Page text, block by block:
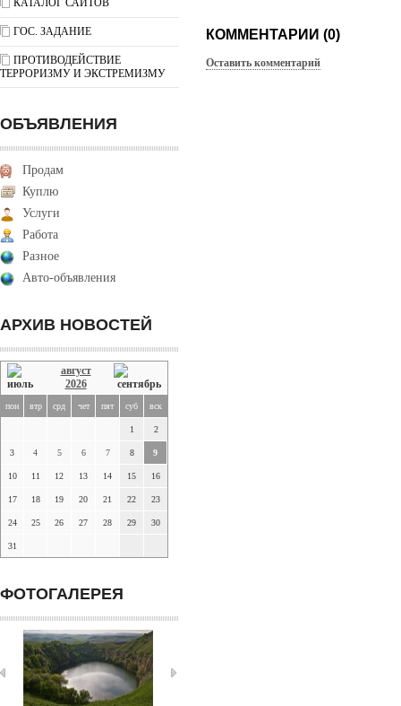
КАТАЛОГ САЙТОВ
ГОС. ЗАДАНИЕ
ПРОТИВОДЕЙСТВИЕ
ТЕРРОРИЗМУ И ЭКСТРЕМИЗМУ
ОБЪЯВЛЕНИЯ
Продам
Куплю
Услуги
Работа
Разное
Авто-объявления
АРХИВ НОВОСТЕЙ
август
2026
пон втр срд чет пят суб вск
1 2
3 4 5 6 7 8 9
10 11 12 13 14 15 16
17 18 19 20 21 22 23
24 25 26 27 28 29 30
31
ФОТОГАЛЕРЕЯ
КОММЕНТАРИИ (0)
Оставить комментарий